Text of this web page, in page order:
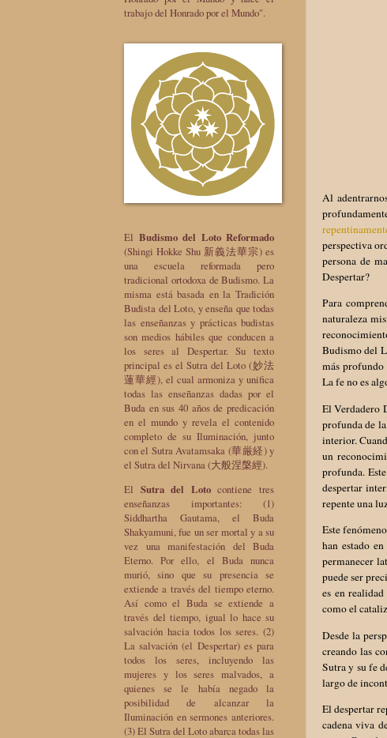
Al
perspectiva
persona de
Despertar?
Para
naturaleza
Budismo del
más profundo
La fe no es
El Verdadero
profunda de
interior.
un
profunda.
despertar
repente una
Este
han estado
permanecer
puede ser
es en
como el
Desde la
creando las
Sutra y su fe
largo de
El despertar
cadena viva
trabajo del Honrado por el Mundo".
El Budismo del Loto Reformado
(Shingi Hokke Shu 新義法華宗) es
una escuela reformada pero
tradicional ortodoxa de Budismo. La
misma está basada en la Tradición
Budista del Loto, y enseña que todas
las enseñanzas y prácticas budistas
son medios hábiles que conducen a
los seres al Despertar. Su texto
principal es el Sutra del Loto (妙法
蓮華經), el cual armoniza y unifica
todas las enseñanzas dadas por el
Buda en sus 40 años de predicación
en el mundo y revela el contenido
completo de su Iluminación, junto
con el Sutra Avatamsaka (華厳経) y
el Sutra del Nirvana (大般涅槃經).
El Sutra del Lotocontiene tres
enseñanzas importantes: (1)
Siddhartha Gautama, el Buda
Shakyamuni, fue un ser mortal y a su
vez una manifestación del Buda
Eterno. Por ello, el Buda nunca
murió, sino que su presencia se
extiende a través del tiempo eterno.
Así como el Buda se extiende a
través del tiempo, igual lo hace su
salvación hacia todos los seres. (2)
La salvación (el Despertar) es para
todos los seres, incluyendo las
mujeres y los seres malvados, a
quienes se le había negado la
posibilidad de alcanzar la
Iluminación en sermones anteriores.
(3) El Sutra del Loto abarca todas las